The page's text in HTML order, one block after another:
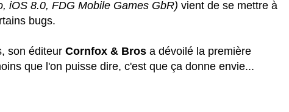
iOS 8.0, FDG Mobile Games GbR)vient de se mettre à
bugs.
son éditeurCornfox & Bros a dévoilé la première
que l'on puisse dire, c'est que ça donne envie...